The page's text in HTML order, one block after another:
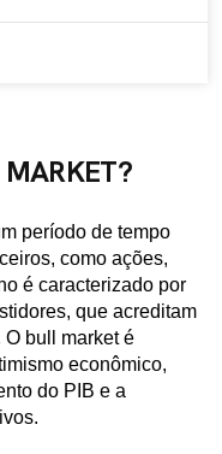
MARKET?
período de tempo
como ações,
é caracterizado por
que acreditam
bull market é
econômico,
do PIB e a